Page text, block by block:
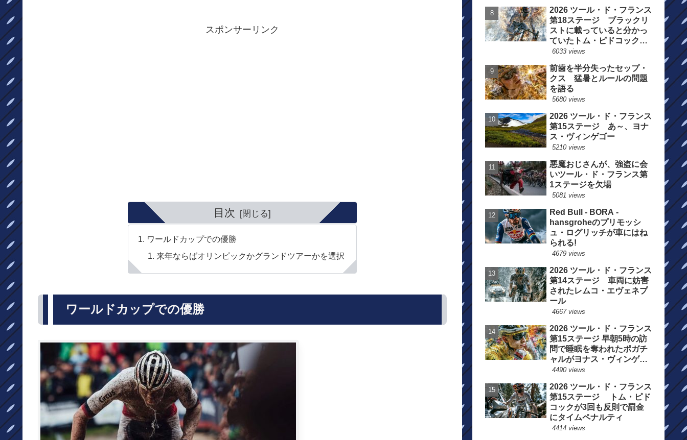
スポンサーリンク
目次
ワールドカップでの優勝
来年ならばオリンピックかグランドツアーかを選択
ワールドカップでの優勝
2026 ツール・ド・フランス
第18ステージ ブラックリ
ストに載っていると分かっ
ていたトム・ピドコックは
総合順位死守に
6033 views
前歯を半分失ったセップ・
クス 猛暑とルールの問題
を語る
5680 views
2026 ツール・ド・フランス
第15ステージ あ～、ヨナ
ス・ヴィンゲゴー
5210 views
悪魔おじさんが、強盗に会
いツール・ド・フランス第
1ステージを欠場
5081 views
Red Bull - BORA -
hansgroheのプリモッシ
ュ・ログリッチが車にはね
られる!
4679 views
2026 ツール・ド・フランス
第14ステージ 車両に妨害
されたレムコ・エヴェネプ
ール
4667 views
2026 ツール・ド・フランス
第15ステージ 早朝5時の訪
問で睡眠を奪われたポガチ
ャルがヨナス・ヴィンゲゴ
ーの離脱を惜しむ
4490 views
2026 ツール・ド・フランス
第15ステージ トム・ピド
コックが3回も反則で罰金
にタイムペナルティ
4414 views